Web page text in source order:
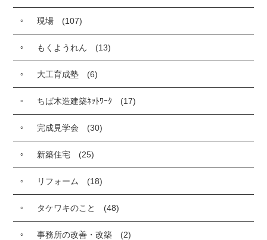
現場 (107)
もくようれん (13)
大工育成塾 (6)
ちば木造建築ﾈｯﾄﾜｰｸ (17)
完成見学会 (30)
新築住宅 (25)
リフォーム (18)
タケワキのこと (48)
事務所の改善・改築 (2)